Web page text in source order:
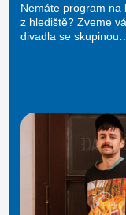
Nemáte program na
z hlediště? Zveme
divadla se skupinou…